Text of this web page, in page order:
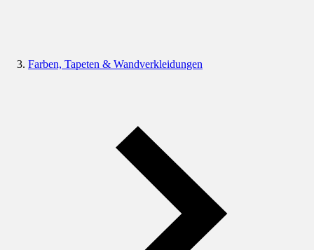
Farben, Tapeten & Wandverkleidungen